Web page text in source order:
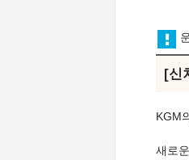
신
KGM
새로